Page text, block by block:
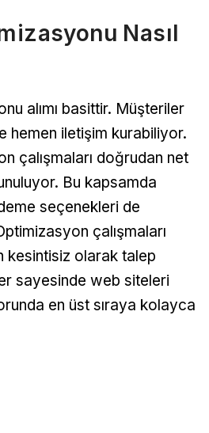
Nasıl
alımı basittir. Müşteriler
hemen iletişim kurabiliyor.
çalışmaları doğrudan net
Bu kapsamda
seçenekleri de
çalışmaları
kesintisiz olarak talep
sayesinde web siteleri
en üst sıraya kolayca